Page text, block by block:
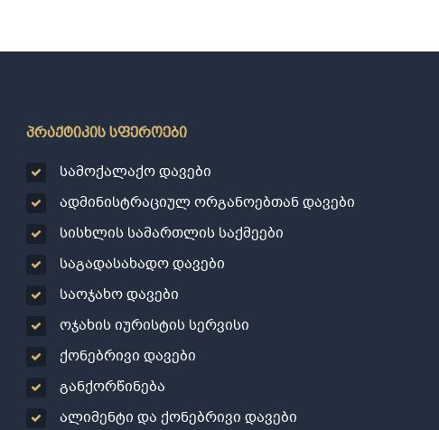
პრაქტიკის სფეროები
სამოქალაქო დავები
ადმინისტრაციულ ორგანოებთან დავები
სისხლის სამართლის საქმეები
საგადასახადო დავები
საოჯახო დავები
ოჯახის იურისტის სერვისი
ქონებრივი დავები
განქორწინება
ალიმენტი და ქონებრივი დავები